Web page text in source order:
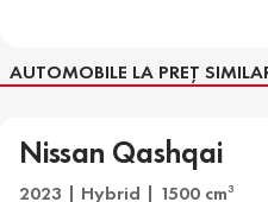
AUTOMOBILE LA PREȚ
Nissan Qashqai
2023 | Hybrid | 1500 cm3